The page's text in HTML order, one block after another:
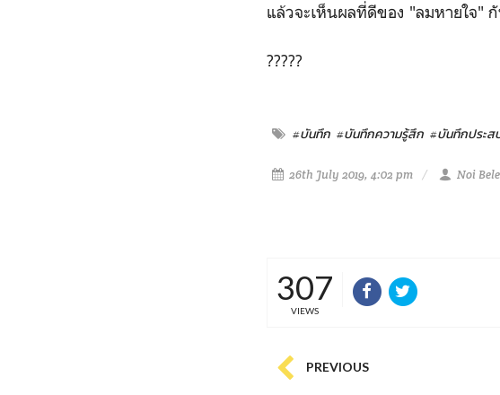
แล้วจะเห็นผลที่ดีของ "ลมหายใจ"
?????
#บันทึก #บันทึกความรู้สึก #บันทึกประ
26th July 2019, 4:02 pm Noi
307
VIEWS
PREVIOUS